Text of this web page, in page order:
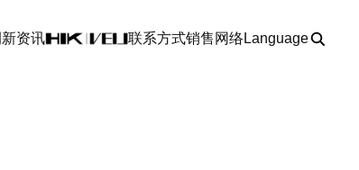
新资讯 联系方式销售网络Language